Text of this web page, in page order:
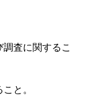
査に関するこ
と。